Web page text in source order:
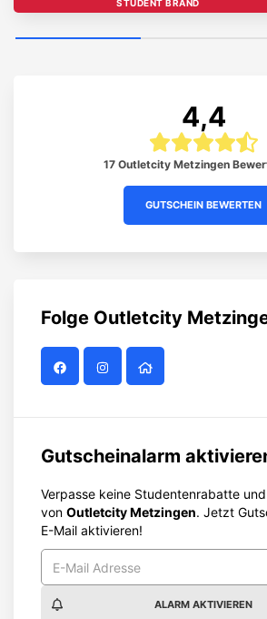
STUDENT BRAND
4,4
17 Outletcity Metzingen
GUTSCHEIN BEWERTEN
Folge Outletcity
Gutscheinalarm
Verpasse keine Studentenrabatte
von Outletcity Metzingen. Jetzt
E-Mail aktivieren!
ALARM AKTIVIEREN